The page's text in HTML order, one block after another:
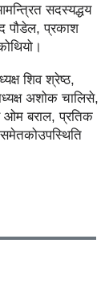
सदस्यद्धय
पौडेल, प्रकाश
शिव श्रेष्ठ,
अशोक चालिसे,
ओम बराल, प्रतिक
समेतकोउपस्थिति